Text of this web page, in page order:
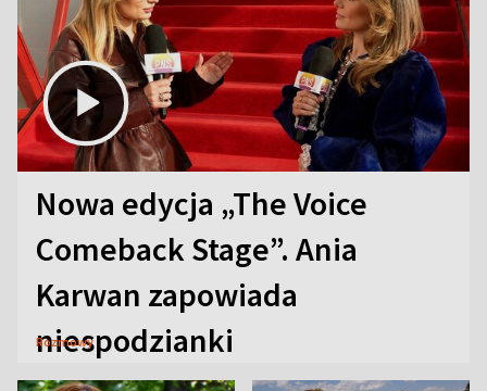
Nowa edycja „The Voice
Comeback Stage”. Ania
Karwan zapowiada
niespodzianki
Rozmowy